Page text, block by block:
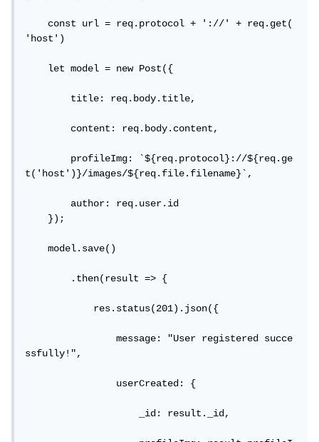
const url = req.protocol + '://' + req.get(
'host')
let model = new Post({
title: req.body.title,
content: req.body.content,
profileImg: `${req.protocol}://${req.ge
t('host')}/images/${req.file.filename}`,
author: req.user.id
});
model.save()
.then(result => {
res.status(201).json({
message: "User registered succe
ssfully!",
userCreated: {
_id: result._id,